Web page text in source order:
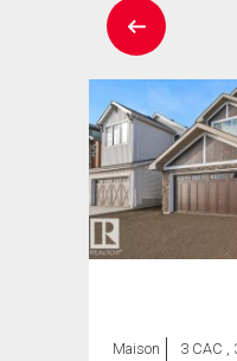
Maison
3 CAC ,